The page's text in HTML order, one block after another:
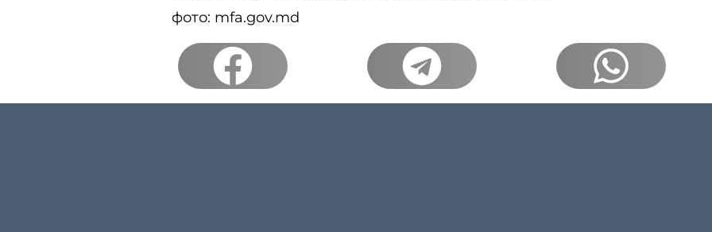
фото: mfa.gov.md